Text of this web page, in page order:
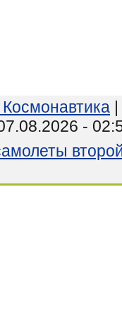
|
-